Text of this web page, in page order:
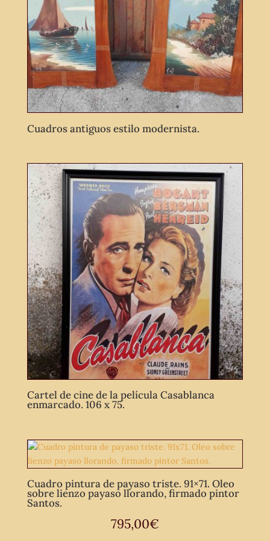
Cuadros antiguos estilo modernista.
Cartel de cine de la película Casablanca
enmarcado. 106 x 75.
Cuadro pintura de payaso triste. 91×71. Oleo
sobre lienzo payaso llorando, firmado pintor
Santos.
795,00€